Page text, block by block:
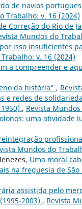
de navios
Trabalho: v. 16 (2024)
Correção do Rio de
Mundos do
isso insuficientes
v. 16 (2024)
a compreender e
da história” ,
e redes de
, Revista
uma atividade
Mundos do
Uma moral
na freguesia de São
assistida pelo
2003) , Revista